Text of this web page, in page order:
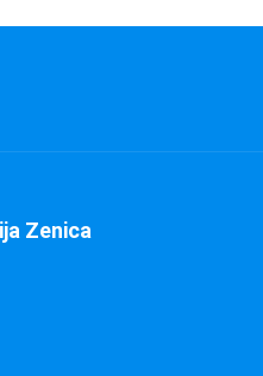
Zenica